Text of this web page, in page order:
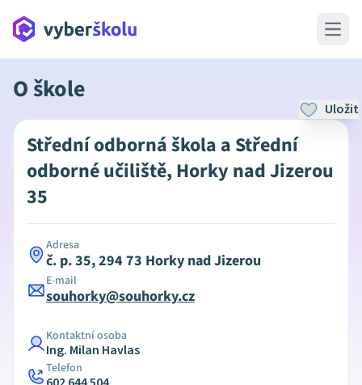
Open
O škole
Uložit
Střední odborná škola a Střední
odborné učiliště, Horky nad Jizerou
35
Adresa
č. p. 35, 294 73 Horky nad Jizerou
E-mail
souhorky@souhorky.cz
Kontaktní osoba
Ing. Milan Havlas
Telefon